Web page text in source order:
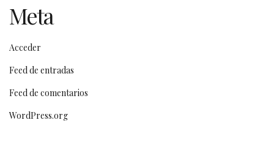
Meta
Acceder
Feed de entradas
Feed de comentarios
WordPress.org